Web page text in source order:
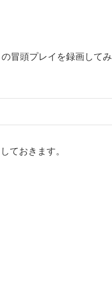
冒頭プレイを録画してみ
ておきます。